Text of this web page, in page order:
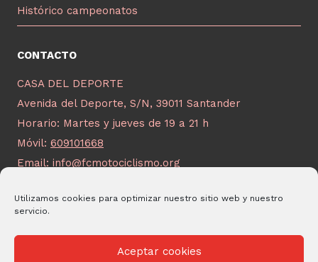
Utilizamos cookies para optimizar nuestro sitio web y nuestro
servicio.
Aceptar cookies
Histórico campeonatos
CONTACTO
CASA DEL DEPORTE
Avenida del Deporte, S/N, 39011 Santander
Horario: Martes y jueves de 19 a 21 h
Móvil: 609101668
Email: info@fcmotociclismo.org